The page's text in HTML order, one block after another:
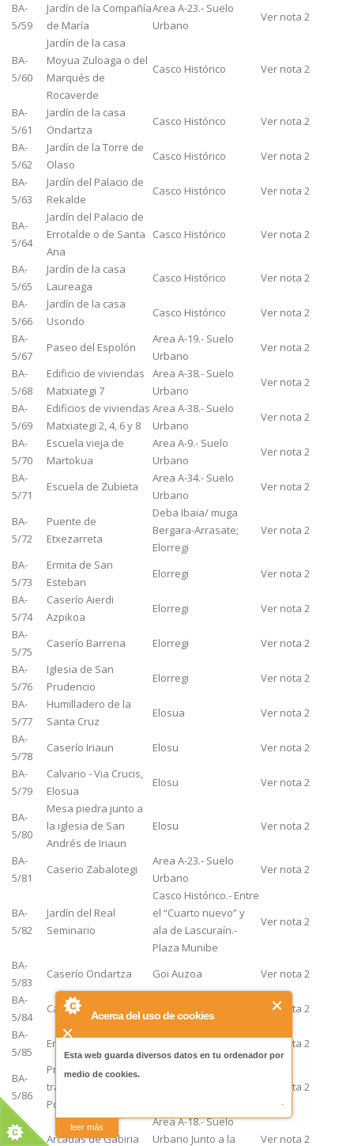
Acerca del uso de cookies
Esta web guarda diversos datos en tu ordenador por
medio de cookies.
-
leer más
BA-
5/59
Jardín de la Compañía
de María
Area A-23.- Suelo
Urbano
Ver nota 2
BA-
5/60
Jardín de la casa
Moyua Zuloaga o del
Marqués de
Rocaverde
Casco Histórico Ver nota 2
BA-
5/61
Jardín de la casa
Ondartza
Casco Histórico
Ver nota 2
BA-
5/62
Jardín de la Torre de
Olaso
Casco Histórico
Ver nota 2
BA-
5/63
Jardín del Palacio de
Rekalde
Casco Histórico Ver nota 2
BA-
5/64
Jardín del Palacio de
Errotalde o de Santa
Ana
Casco Histórico Ver nota 2
BA-
5/65
Jardín de la casa
Laureaga
Casco Histórico
Ver nota 2
BA-
5/66
Jardín de la casa
Usondo
Casco Histórico
Ver nota 2
BA-
5/67
Paseo del Espolón
Area A-19.- Suelo
Urbano
Ver nota 2
BA-
5/68
Edificio de viviendas
Matxiategi 7
Area A-38.- Suelo
Urbano
Ver nota 2
BA-
5/69
Edificios de viviendas
Matxiategi 2, 4, 6 y 8
Area A-38.- Suelo
Urbano
Ver nota 2
BA-
5/70
Escuela vieja de
Martokua
Area A-9.- Suelo
Urbano
Ver nota 2
BA-
5/71
Escuela de Zubieta
Area A-34.- Suelo
Urbano
Ver nota 2
BA-
5/72
Puente de
Etxezarreta
Deba Ibaia/ muga
Bergara-Arrasate;
Elorregi
Ver nota 2
BA-
5/73
Ermita de San
Esteban
Elorregi
Ver nota 2
BA-
5/74
Caserío Aierdi
Azpikoa
Elorregi
Ver nota 2
BA-
5/75
Caserío Barrena Elorregi
Ver nota 2
BA-
5/76
Iglesia de San
Prudencio
Elorregi
Ver nota 2
BA-
5/77
Humilladero de la
Santa Cruz
Elosua
Ver nota 2
BA-
5/78
Caserío Iriaun Elosu
Ver nota 2
BA-
5/79
Calvario - Via Crucis,
Elosua
Elosu Ver nota 2
BA-
5/80
Mesa piedra junto a
la iglesia de San
Andrés de Iriaun
Elosu Ver nota 2
BA-
5/81
Caserio Zabalotegi
Area A-23.- Suelo
Urbano
Ver nota 2
BA-
5/82
Jardín del Real
Seminario
Casco Histórico.- Entre
el “Cuarto nuevo” y
ala de Lascuraín.-
Plaza Munibe
Ver nota 2
BA-
5/83
Caserío Ondartza Goi Auzoa
Ver nota 2
BA-
5/84
Caserío Ipintza Goiauzoa
Ver nota 2
BA-
5/85
Ermita de San Marcial Ver nota 2
BA-
5/86
Primitivo depósito de
traída de aguas del
Pol-Pol en Iraburu
Ver nota 2
BA-
Arcadas de Gabiria
Area A-18.- Suelo
Urbano Junto a la
Ver nota 2